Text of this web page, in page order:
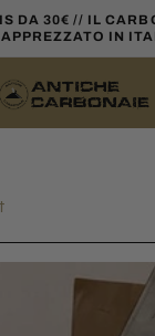
DA 30€ // IL
IN